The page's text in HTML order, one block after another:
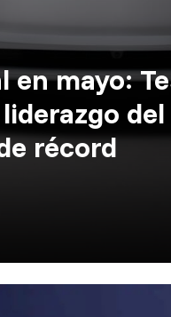
en mayo:
récord